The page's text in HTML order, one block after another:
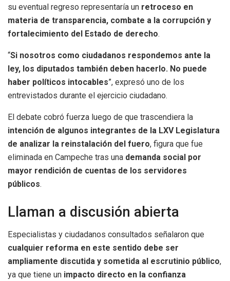
su eventual regreso representaría un retroceso en
materia de transparencia, combate a la corrupción y
fortalecimiento del Estado de derecho.
“Si nosotros como ciudadanos respondemos ante la
ley, los diputados también deben hacerlo. No puede
haber políticos intocables”, expresó uno de los
entrevistados durante el ejercicio ciudadano.
El debate cobró fuerza luego de que trascendiera la
intención de algunos integrantes de la LXV Legislatura
de analizar la reinstalación del fuero, figura que fue
eliminada en Campeche tras una demanda social por
mayor rendición de cuentas de los servidores
públicos.
Llaman a discusión abierta
Especialistas y ciudadanos consultados señalaron que
cualquier reforma en este sentido debe ser
ampliamente discutida y sometida al escrutinio público,
ya que tiene un impacto directo en la confianza